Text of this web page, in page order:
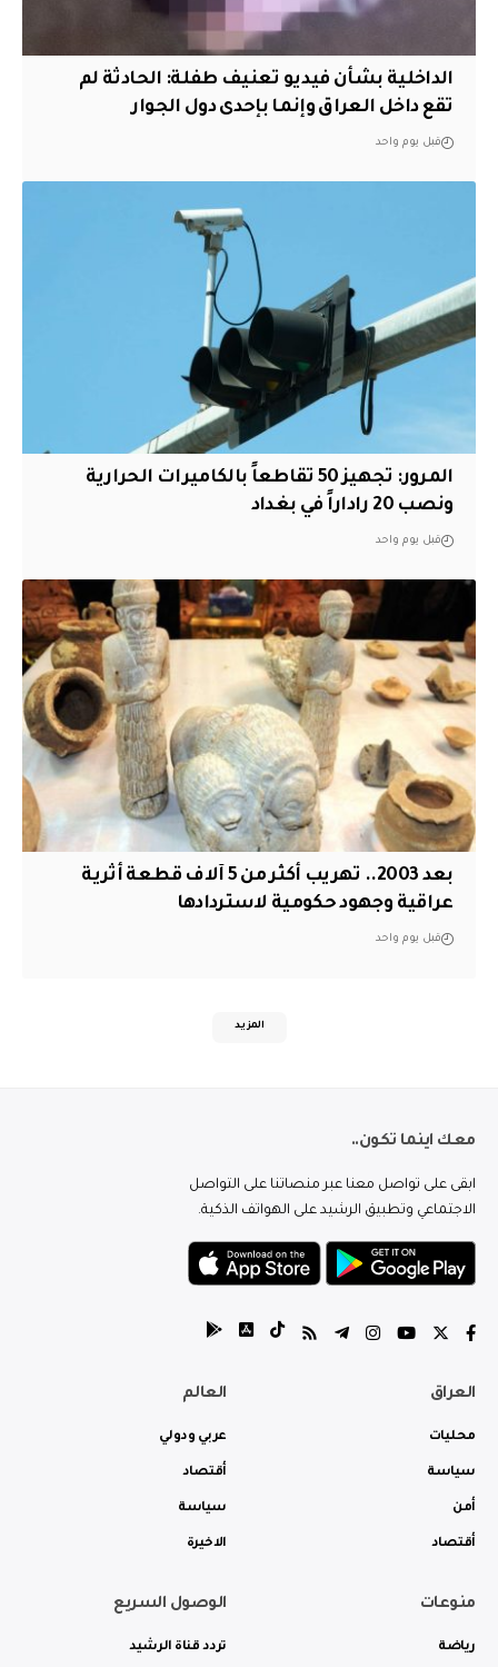
الداخلية بشأن فيديو تعنيف طفلة: الحادثة لم
تقع داخل العراق وإنما بإحدى دول الجوار
قبل يوم واحد
المرور: تجهيز 50 تقاطعاً بالكاميرات الحرارية
ونصب 20 راداراً في بغداد
قبل يوم واحد
بعد 2003.. تهريب أكثر من 5 آلاف قطعة أثرية
عراقية وجهود حكومية لاستردادها
قبل يوم واحد
المزيد
معك اينما تكون..
ابقى على تواصل معنا عبر منصاتنا على التواصل
الاجتماعي وتطبيق الرشيد على الهواتف الذكية.
العراق
محليات
سياسة
أمن
أقتصاد
العالم
عربي ودولي
أقتصاد
سياسة
الاخيرة
منوعات
رياضة
الوصول السريع
تردد قناة الرشيد